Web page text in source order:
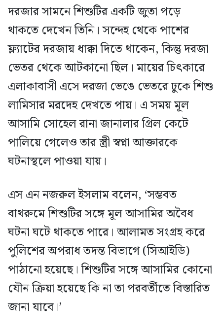
দরজার সামনে শিশুটির একটি জুতা পড়ে
থাকতে দেখেন তিনি। সন্দেহ থেকে পাশের
ফ্ল্যাটের দরজায় ধাক্কা দিতে থাকেন, কিন্তু দরজা
ভেতর থেকে আটকানো ছিল। মায়ের চিৎকারে
এলাকাবাসী এসে দরজা ভেঙে ভেতরে ঢুকে শিশু
লামিসার মরদেহ দেখতে পায়। এ সময় মূল
আসামি সোহেল রানা জানালার গ্রিল কেটে
পালিয়ে গেলেও তার স্ত্রী স্বপ্না আক্তারকে
ঘটনাস্থলে পাওয়া যায়।
এস এন নজরুল ইসলাম বলেন, ‘সম্ভবত
বাথরুমে শিশুটির সঙ্গে মূল আসামির অবৈধ
ঘটনা ঘটে থাকতে পারে। আলামত সংগ্রহ করে
পুলিশের অপরাধ তদন্ত বিভাগে (সিআইডি)
পাঠানো হয়েছে। শিশুটির সঙ্গে আসামির কোনো
যৌন ক্রিয়া হয়েছে কি না তা পরবর্তীতে বিস্তারিত
জানা যাবে।’